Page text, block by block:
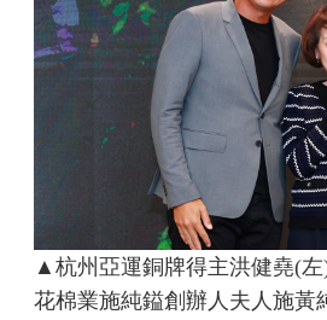
▲杭州亞運銅牌得主洪健堯(
花棉業施純鎰創辦人夫人施黃